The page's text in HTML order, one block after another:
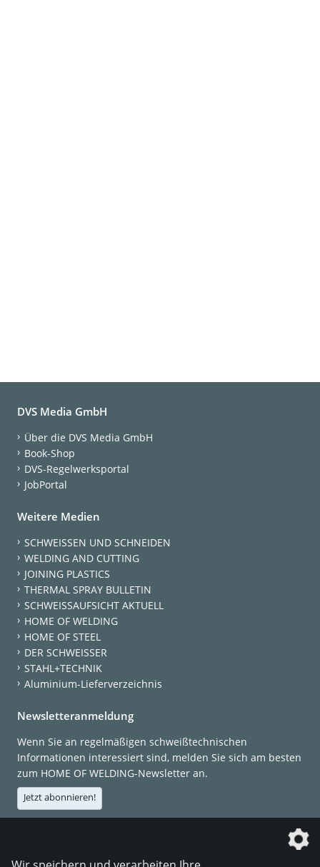
DVS Media GmbH
Über die DVS Media GmbH
Book-Shop
DVS-Regelwerksportal
JobPortal
Weitere Medien
SCHWEISSEN UND SCHNEIDEN
WELDING AND CUTTING
JOINING PLASTICS
THERMAL SPRAY BULLETIN
SCHWEISSAUFSICHT AKTUELL
HOME OF WELDING
HOME OF STEEL
DER SCHWEISSER
STAHL+TECHNIK
Aluminium-Lieferverzeichnis
Newsletteranmeldung
Wenn Sie an regelmäßigen schweißtechnischen
Informationen interessiert sind, melden Sie sich am besten
zum HOME OF WELDING-Newsletter an.
Jetzt abonnieren!
Die DVS Media GmbH ist ein Unternehmen der